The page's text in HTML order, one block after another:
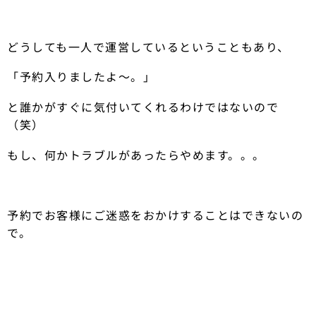
どうしても一人で運営しているということもあり、
「予約入りましたよ〜。」
と誰かがすぐに気付いてくれるわけではないので
（笑）
もし、何かトラブルがあったらやめます。。。
予約でお客様にご迷惑をおかけすることはできないの
で。